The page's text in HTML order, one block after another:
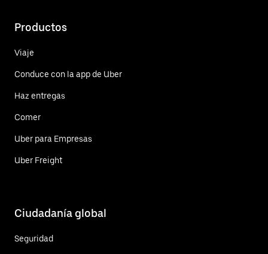
Productos
Viaje
Conduce con la app de Uber
Haz entregas
Comer
Uber para Empresas
Uber Freight
Ciudadanía global
Seguridad